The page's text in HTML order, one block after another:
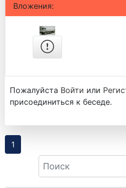
Вложения:
Пожалуйста Войти или
присоединиться к беседе.
1